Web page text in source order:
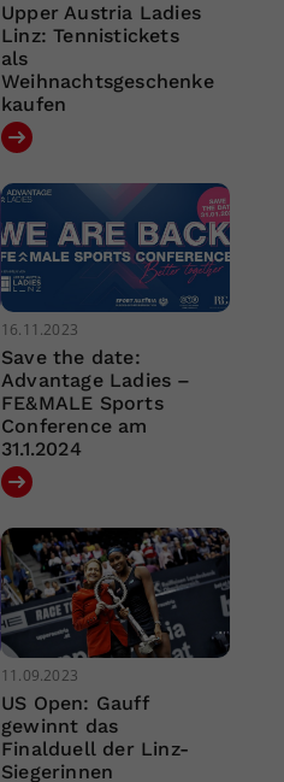
Upper Austria Ladies
Linz: Tennistickets
als
Weihnachtsgeschenke
kaufen
16.11.2023
Save the date:
Advantage Ladies –
FE&MALE Sports
Conference am
31.1.2024
11.09.2023
US Open: Gauff
gewinnt das
Finalduell der Linz-
Siegerinnen